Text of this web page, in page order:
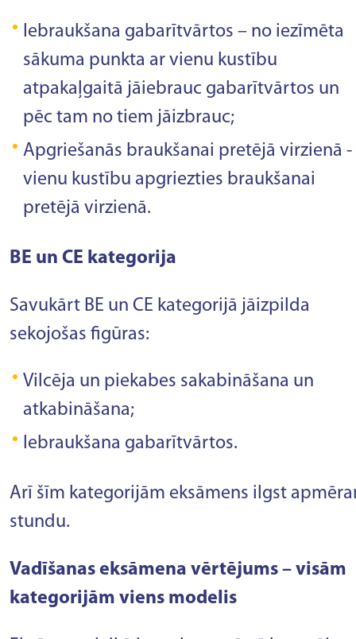
Iebraukšana gabarītvārtos – no iezīmēta
sākuma punkta ar vienu kustību
atpakaļgaitā jāiebrauc gabarītvārtos un
pēc tam no tiem jāizbrauc;
Apgriešanās braukšanai pretējā virzienā -
vienu kustību apgriezties braukšanai
pretējā virzienā.
BE un CE kategorija
Savukārt BE un CE kategorijā jāizpilda
sekojošas figūras:
Vilcēja un piekabes sakabināšana un
atkabināšana;
Iebraukšana gabarītvārtos.
Arī šīm kategorijām eksāmens ilgst
stundu.
Vadīšanas eksāmena vērtējums – visām
kategorijām viens modelis